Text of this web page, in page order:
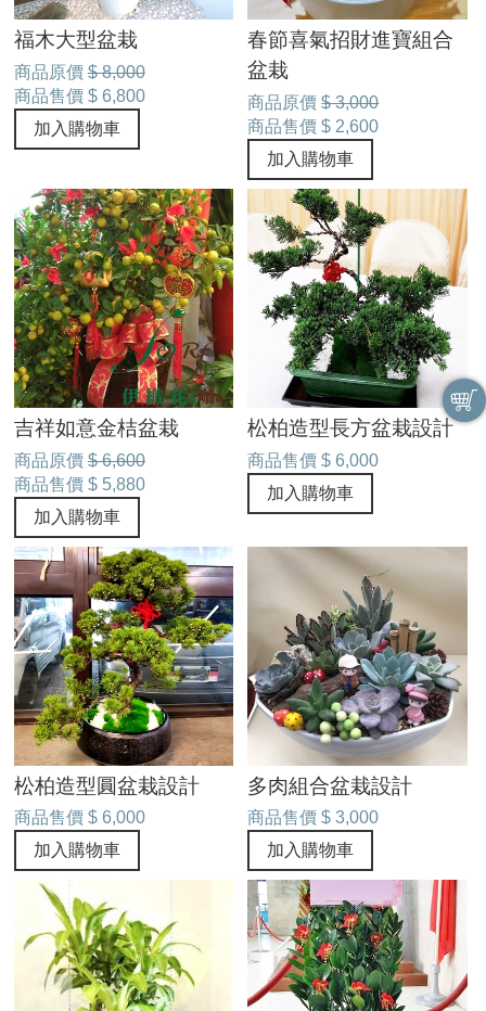
福木大型盆栽
商品原價 $ 8,000
商品售價 $ 6,800
加入購物車
春節喜氣招財進寶組合
盆栽
商品原價 $ 3,000
商品售價 $ 2,600
加入購物車
吉祥如意金桔盆栽
商品原價 $ 6,600
商品售價 $ 5,880
加入購物車
松柏造型長方盆栽設計
商品售價 $ 6,000
加入購物車
松柏造型圓盆栽設計
商品售價 $ 6,000
加入購物車
多肉組合盆栽設計
商品售價 $ 3,000
加入購物車